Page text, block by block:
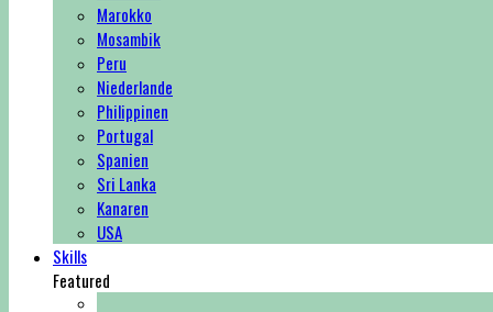
Marokko
Mosambik
Peru
Niederlande
Philippinen
Portugal
Spanien
Sri Lanka
Kanaren
USA
Skills
Featured